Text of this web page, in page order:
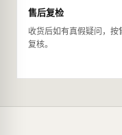
售后复检
收货后如有真假疑问，
复核。